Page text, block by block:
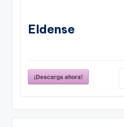
Eldense
¡Descarga ahora!